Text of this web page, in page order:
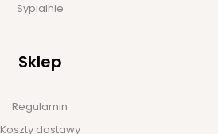
Sypialnie
Sklep
Regulamin
Koszty dostawy